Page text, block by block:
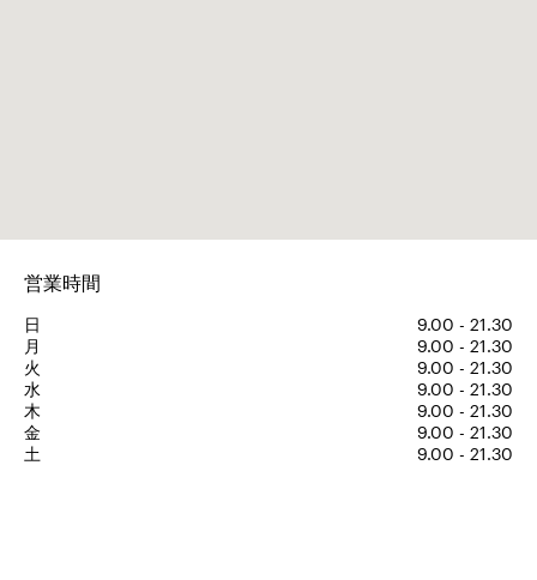
営業時間
日
9.00 - 21.30
月
9.00 - 21.30
火
9.00 - 21.30
水
9.00 - 21.30
木
9.00 - 21.30
金
9.00 - 21.30
土
9.00 - 21.30